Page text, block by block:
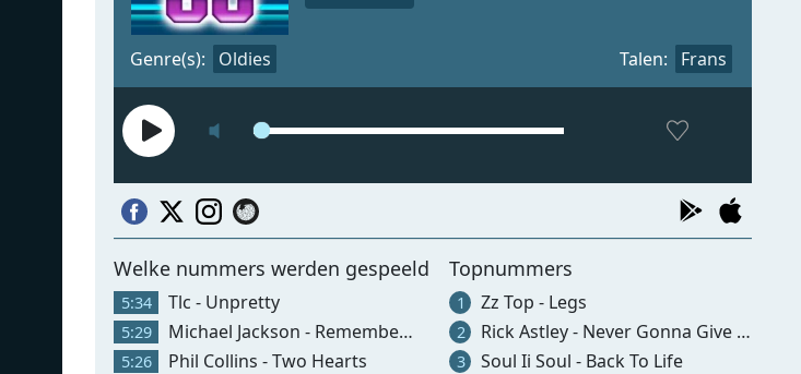
Genre(s): Oldies Talen: Frans
Welke nummers werden gespeeld
5:34 Tlc - Unpretty
5:29 Michael Jackson - Remember The Time
5:26 Phil Collins - Two Hearts
Topnummers
1 Zz Top - Legs
2 Rick Astley - Never Gonna Give You Up
3 Soul Ii Soul - Back To Life